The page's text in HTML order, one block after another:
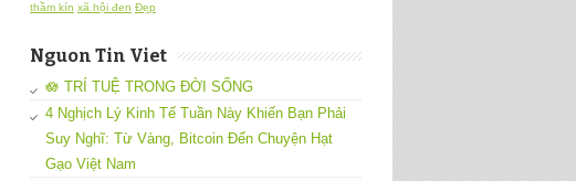
thầm kín xã hội đen Đẹp
Nguon Tin Viet
🪷 TRÍ TUỆ TRONG ĐỜI SỐNG
4 Nghịch Lý Kinh Tế Tuần Này Khiến Bạn Phải
Suy Nghĩ: Từ Vàng, Bitcoin Đến Chuyện Hạt
Gạo Việt Nam